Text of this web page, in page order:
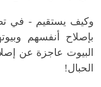
وكيف يستقيم - في
بإصلاح أنفسهم
البيوت عاجزة عن
الحبال!